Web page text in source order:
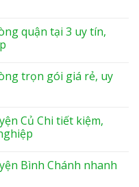
quận tại 3 uy tín,
trọn gói giá rẻ, uy
Củ Chi tiết kiệm,
Bình Chánh nhanh